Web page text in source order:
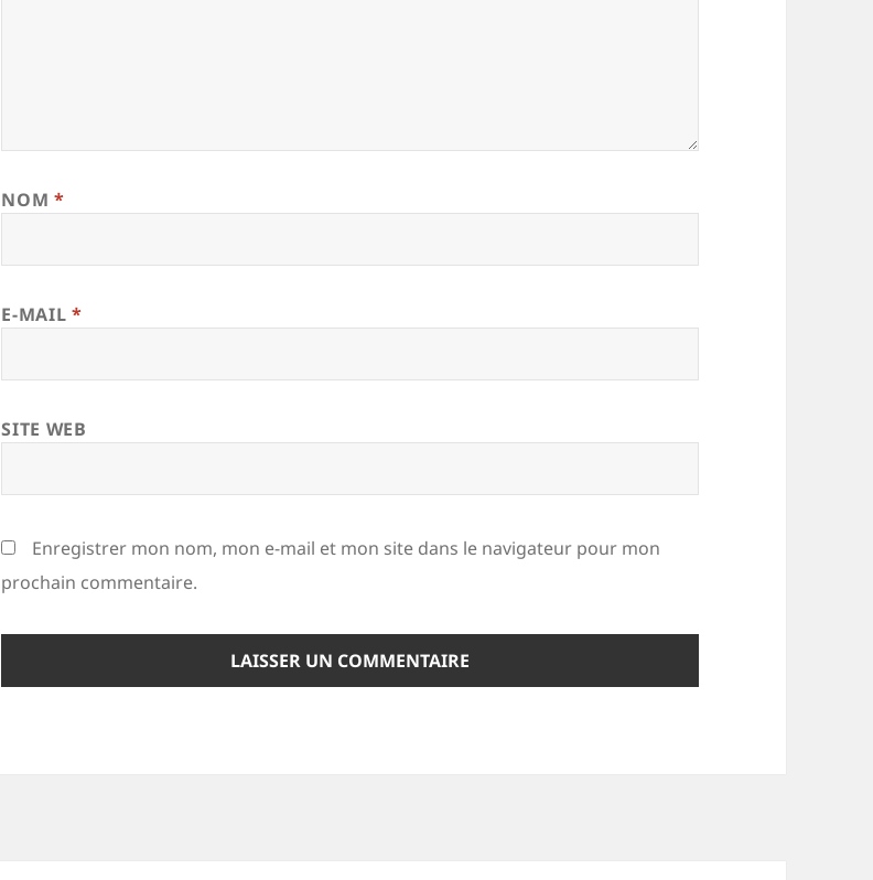
NOM *
E-MAIL *
SITE WEB
Enregistrer mon nom, mon e-mail et mon site dans le navigateur pour mon
prochain commentaire.